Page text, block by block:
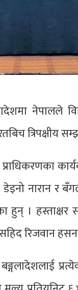
नेपालले
त्रिपक्षीय
नारान र
हुन् । हस्ताक्षर
रिजवान